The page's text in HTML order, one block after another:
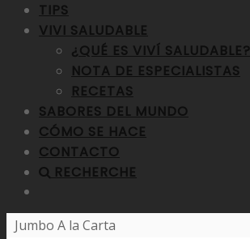
TIPS
VIVI SALUDABLE
¿QUÉ ES VIVÍ SALUDABLE?
NOTA DE ESPECIALISTAS
RECETAS
SABORES DEL MUNDO
CÓMO SE HACE
CONTACTO
RECHERCHE
Jumbo A la Carta